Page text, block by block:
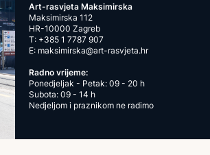
Art-rasvjeta Maksimirska
Maksimirska 112
HR-10000 Zagreb
T: +385 1 7787 907
E: maksimirska@art-rasvjeta.hr
Radno vrijeme:
Ponedjeljak - Petak: 09 - 20 h
Subota: 09 - 14 h
Nedjeljom i praznikom ne radimo